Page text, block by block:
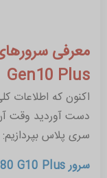
Gen10 Plus
اکنون که اطلاعات
دست آوردید وقت
سری پلاس بپردازیم:
سرور HPE ProLiant DL380 G10 Plus